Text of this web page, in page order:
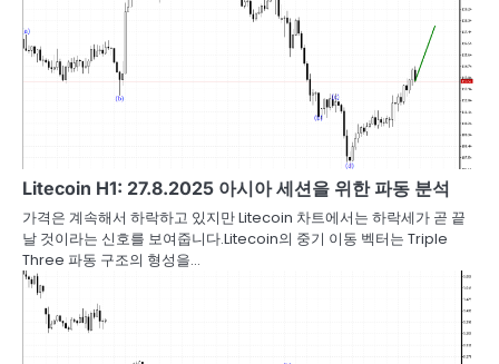
Litecoin H1: 27.8.2025 아시아 세션을 위한 파동 분석
가격은 계속해서 하락하고 있지만 Litecoin 차트에서는 하락세가 곧 끝
날 것이라는 신호를 보여줍니다.Litecoin의 중기 이동 벡터는 Triple
Three 파동 구조의 형성을…